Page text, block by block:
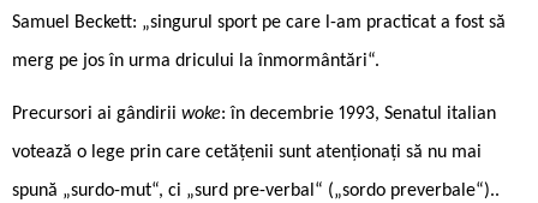
Samuel Beckett: „singurul sport pe care l-am practicat a fost să
merg pe jos în urma dricului la înmormântări“.
Precursori ai gândirii woke: în decembrie 1993, Senatul italian
votează o lege prin care cetățenii sunt atenționați să nu mai
spună „surdo-mut“, ci „surd pre-verbal“ („sordo preverbale“)..